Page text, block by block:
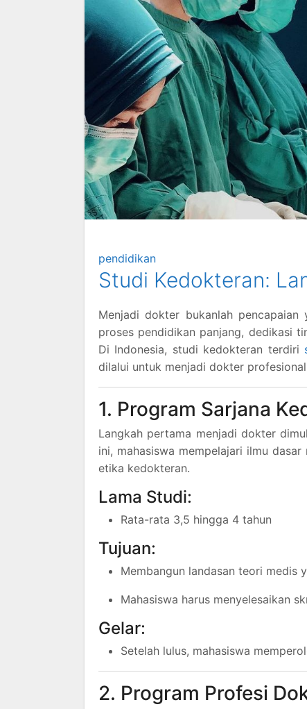
pendidikan
Studi Kedokteran:
Menjadi dokter bukanlah
proses pendidikan panjang, dedikasi
Di Indonesia, studi kedokteran terdiri
dilalui untuk menjadi dokter
1. Program Sarjana
Langkah pertama menjadi dokter
ini, mahasiswa mempelajari ilmu
etika kedokteran.
Lama Studi:
Rata-rata 3,5 hingga 4 tahun
Tujuan:
Membangun landasan teori medis
Mahasiswa harus menyelesaikan
Gelar:
Setelah lulus, mahasiswa
2. Program Profesi